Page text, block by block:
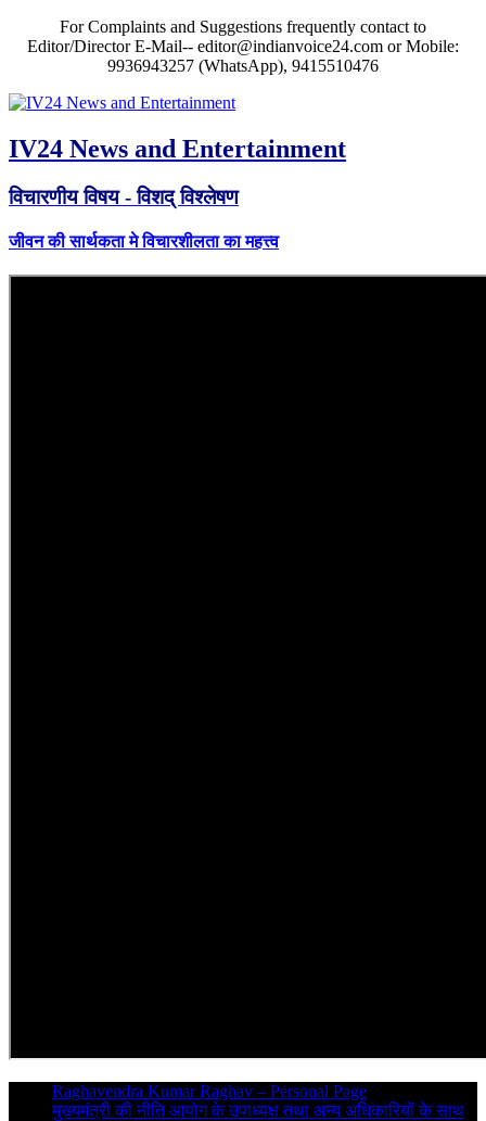
For Complaints and Suggestions frequently contact to
Editor/Director E-Mail-- editor@indianvoice24.com or Mobile:
9936943257 (WhatsApp), 9415510476
IV24 News and Entertainment
विचारणीय विषय - विशद् विश्लेषण
जीवन की सार्थकता मे विचारशीलता का महत्त्व
Raghavendra Kumar Raghav – Personal Page
मुख्यमंत्री की नीति आयोग के उपाध्यक्ष तथा अन्य अधिकारियों के साथ